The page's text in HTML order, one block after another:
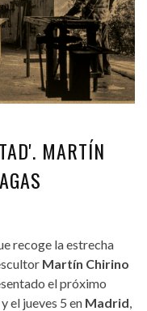
MARTÍN
recoge la estrecha
Martín Chirino
el próximo
y el jueves 5 en Madrid,